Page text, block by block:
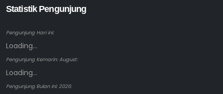
Statistik Pengunjung
Pengunjung Hari ini:
Loading...
Pengunjung Kemarin: August:
Loading...
Pengunjung Bulan ini: 2026: